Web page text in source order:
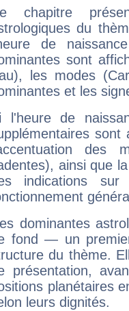
chapitre
du
de
sont
les modes
et les
l'heure de
sont
des
ainsi que
indications sur
dominantes
fond — un
du thème.
présentation,
planétaires
leurs dignités.